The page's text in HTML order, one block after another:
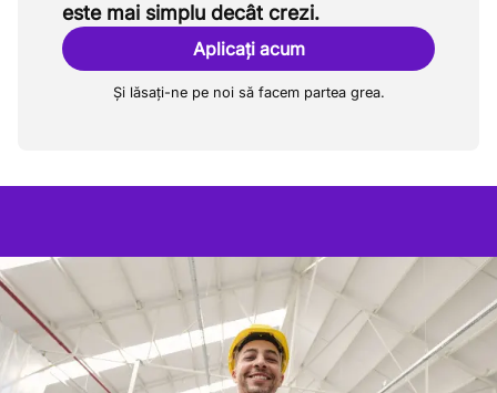
este mai simplu decât crezi.
Aplicați acum
Și lăsați-ne pe noi să facem partea grea.